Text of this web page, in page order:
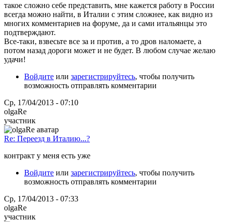
такое сложно себе представить, мне кажется работу в России
всегда можно найти, в Италии с этим сложнее, как видно из
многих комментариев на форуме, да и сами итальянцы это
подтверждают.
Все-таки, взвесьте все за и против, а то дров наломаете, а
потом назад дороги может и не будет. В любом случае желаю
удачи!
Войдите или зарегистрируйтесь, чтобы получить
возможность отправлять комментарии
Ср, 17/04/2013 - 07:10
olgaRe
участник
Re: Переезд в Италию...?
контракт у меня есть уже
Войдите или зарегистрируйтесь, чтобы получить
возможность отправлять комментарии
Ср, 17/04/2013 - 07:33
olgaRe
участник